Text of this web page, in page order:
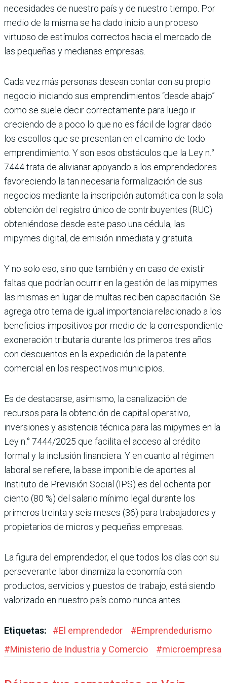
necesida­des de nuestro país y de nuestro tiempo. Por
medio de la misma se ha dado inicio a un proceso
virtuoso de estímulos correc­tos hacia el mercado de
las pequeñas y medianas empresas.
Cada vez más personas desean contar con su propio
negocio iniciando sus emprendi­mientos “desde abajo”
como se suele decir correctamente para luego ir
creciendo de a poco lo que no es fácil de lograr dado
los escollos que se presentan en el camino de todo
emprendimiento. Y son esos obstá­culos que la Ley n.°
7444 trata de alivia­nar apoyando a los emprendedores
favo­reciendo la tan necesaria formalización de sus
negocios mediante la inscripción automática con la sola
obtención del regis­tro único de contribuyentes (RUC)
obte­niéndose desde este paso una cédula, las
mipymes digital, de emisión inmediata y gratuita.
Y no solo eso, sino que también y en caso de existir
faltas que podrían ocurrir en la gestión de las mipymes
las mismas en lugar de multas reciben capacitación. Se
agrega otro tema de igual importancia relacionado a los
beneficios impositivos por medio de la correspondiente
exonera­ción tributaria durante los primeros tres años
con descuentos en la expedición de la patente
comercial en los respectivos municipios.
Es de destacarse, asimismo, la canali­zación de
recursos para la obtención de capital operativo,
inversiones y asis­tencia técnica para las mipymes en la
Ley n.° 7444/2025 que facilita el acceso al crédito
formal y la inclusión finan­ciera. Y en cuanto al régimen
laboral se refiere, la base imponible de aportes al
Instituto de Previsión Social (IPS) es del ochenta por
ciento (80 %) del sala­rio mínimo legal durante los
primeros treinta y seis meses (36) para trabajado­res y
propietarios de micros y pequeñas empresas.
La figura del emprendedor, el que todos los días con su
perseverante labor dinamiza la economía con
productos, servicios y pues­tos de trabajo, está siendo
valorizado en nuestro país como nunca antes.
Etiquetas: #El emprendedor #Emprendedu­rismo
#Ministerio de Industria y Comercio #microempresa